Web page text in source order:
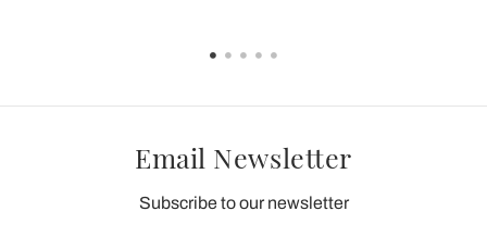
Email Newsletter
Subscribe to our newsletter